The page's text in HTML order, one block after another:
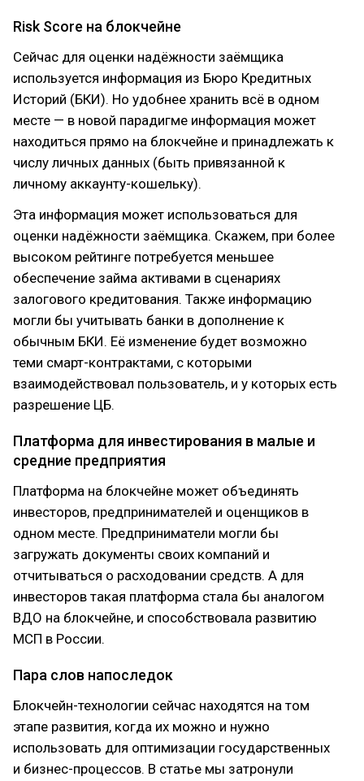
Risk Score на блокчейне
Сейчас для оценки надёжности заёмщика
используется информация из Бюро Кредитных
Историй (БКИ). Но удобнее хранить всё в одном
месте — в новой парадигме информация может
находиться прямо на блокчейне и принадлежать к
числу личных данных (быть привязанной к
личному аккаунту-кошельку).
Эта информация может использоваться для
оценки надёжности заёмщика. Скажем, при более
высоком рейтинге потребуется меньшее
обеспечение займа активами в сценариях
залогового кредитования. Также информацию
могли бы учитывать банки в дополнение к
обычным БКИ. Её изменение будет возможно
теми смарт-контрактами, с которыми
взаимодействовал пользователь, и у которых есть
разрешение ЦБ.
Платформа для инвестирования в малые и
средние предприятия
Платформа на блокчейне может объединять
инвесторов, предпринимателей и оценщиков в
одном месте. Предприниматели могли бы
загружать документы своих компаний и
отчитываться о расходовании средств. А для
инвесторов такая платформа стала бы аналогом
ВДО на блокчейне, и способствовала развитию
МСП в России.
Пара слов напоследок
Блокчейн-технологии сейчас находятся на том
этапе развития, когда их можно и нужно
использовать для оптимизации государственных
и бизнес-процессов. В статье мы затронули